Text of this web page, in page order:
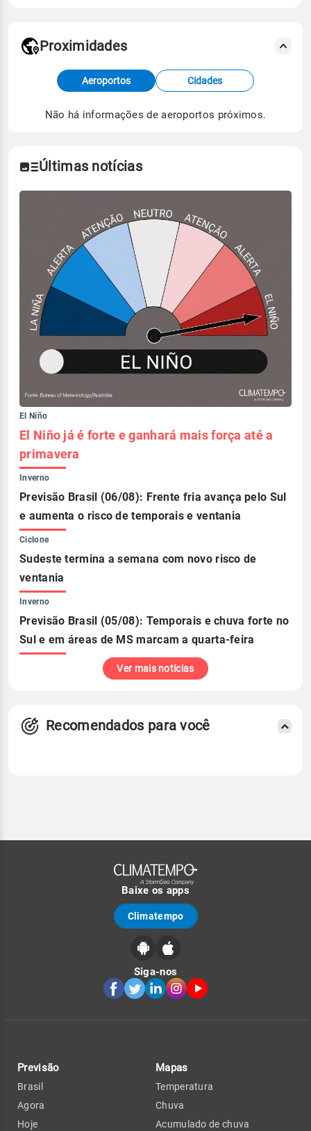
Fonte: dados combinados de estações
meteorológicas e satélite do Centro de Previsão
de Tempo e Estudos Climáticos (CPTEC).
Proximidades
Aeroportos Cidades
Não há informações de aeroportos próximos.
Últimas notícias
El Niño
El Niño já é forte e ganhará mais força até a
primavera
Inverno
Previsão Brasil (06/08): Frente fria avança pelo Sul
e aumenta o risco de temporais e ventania
Ciclone
Sudeste termina a semana com novo risco de
ventania
Inverno
Previsão Brasil (05/08): Temporais e chuva forte no
Sul e em áreas de MS marcam a quarta-feira
Ver mais notícias
Recomendados para você
Baixe os apps
Climatempo
Siga-nos
Previsão
Brasil
Agora
Hoje
Mapas
Temperatura
Chuva
Acumulado de chuva